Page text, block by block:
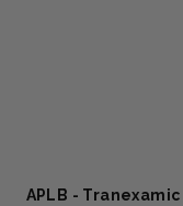
APLB - Tranexamic